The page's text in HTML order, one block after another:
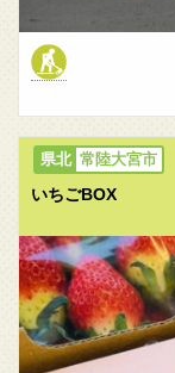
常陸大宮市
いちごBOX